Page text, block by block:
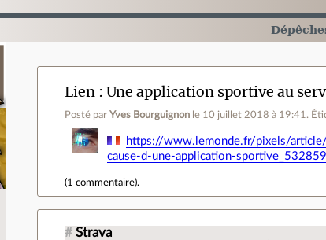
Lien Une application sportive au
Posté parYves Bourguignon le 10 juillet 2018 à 19:41 .
https://www.lemonde.fr/pixels/
cause-d-une-application-
(1 commentaire).
# Strava